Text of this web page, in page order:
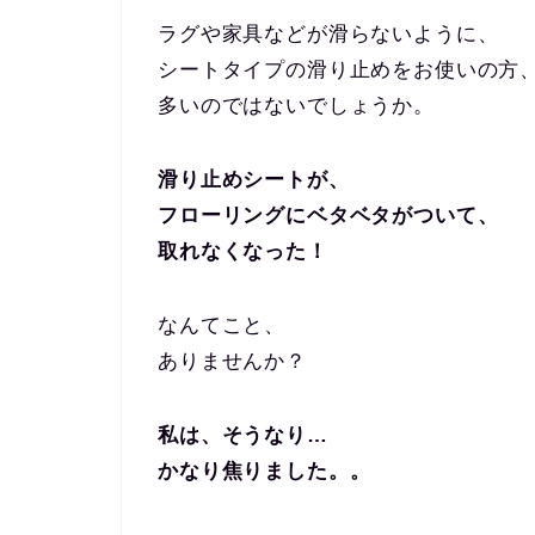
ラグや家具などが滑らないように、
シートタイプの滑り止めをお使いの方
多いのではないでしょうか。
滑り止めシートが、
フローリングにベタベタがついて、
取れなくなった！
なんてこと、
ありませんか？
私は、そうなり…
かなり焦りました。。